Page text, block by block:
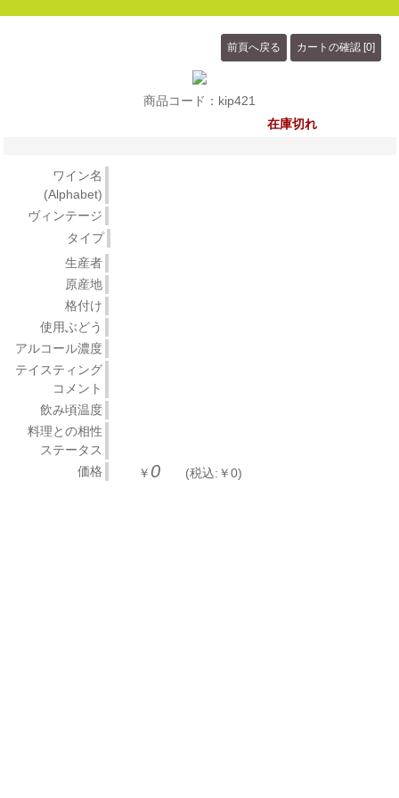
商品コード：kip421
在庫切れ
ワイン名
(Alphabet)
ヴィンテージ
タイプ
生産者
原産地
格付け
使用ぶどう
アルコール濃度
テイスティング
コメント
飲み頃温度
料理との相性
ステータス
価格
￥ 0 (税込:￥0)